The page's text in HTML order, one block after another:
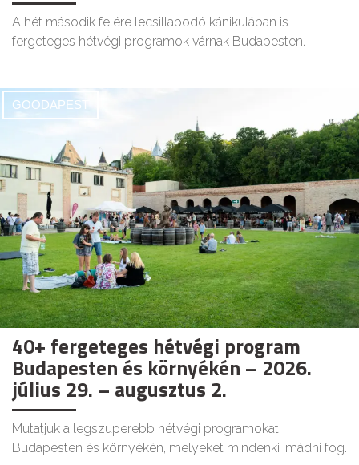
A hét második felére lecsillapodó kánikulában is
fergeteges hétvégi programok várnak Budapesten.
GOODAPEST
40+ fergeteges hétvégi program
Budapesten és környékén – 2026.
július 29. – augusztus 2.
Mutatjuk a legszuperebb hétvégi programokat
Budapesten és környékén, melyeket mindenki imádni fog.